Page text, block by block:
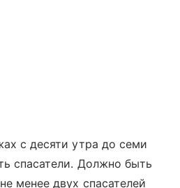
с десяти утра до семи
спасатели. Должно быть
менее двух спасателей